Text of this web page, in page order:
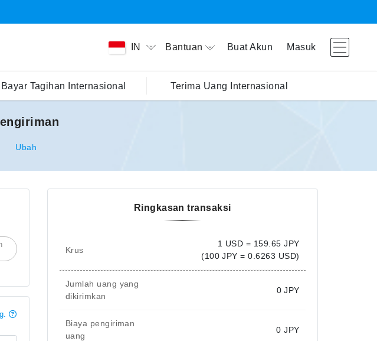
IN Bantuan Buat Akun Masuk
Bayar Tagihan Internasional Terima Uang Internasional
Ubah
Ringkasan transaksi
Krus
1 USD = 159.65 JPY
(100 JPY = 0.6263 USD)
Jumlah uang yang
dikirimkan
0 JPY
Biaya pengiriman
uang
0 JPY